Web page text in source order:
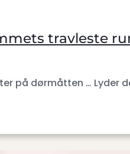
travleste
på dørmåtten … Lyder